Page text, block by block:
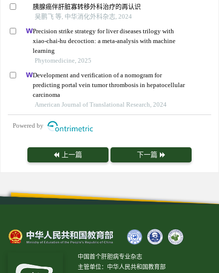
胰腺癌伴肝脏寡转移外科治疗的再认识
吴鹏飞 等, 中华消化外科杂志, 2024
Precision strike strategy for liver diseases trilogy with
xiao-chai-hu decoction: a meta-analysis with machine
learning
Phytomedicine, 2025
Development and verification of a nomogram for
predicting portal vein tumor thrombosis in hepatocellular
carcinoma
American Journal of Translational Research, 2024
Powered by
上一篇 下一篇
中国首个肝胆病专业杂志
主管单位：中华人民共和国教育部